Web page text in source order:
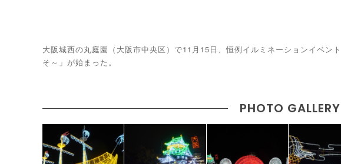
大阪城西の丸庭園（大阪市中央区）で11月15日、恒例イルミネーションイベン
そ～」が始まった。
PHOTO GALLERY